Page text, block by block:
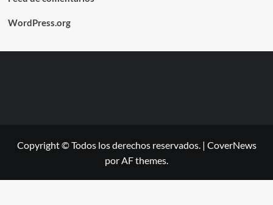
WordPress.org
Copyright © Todos los derechos reservados. | CoverNews
por AF themes.